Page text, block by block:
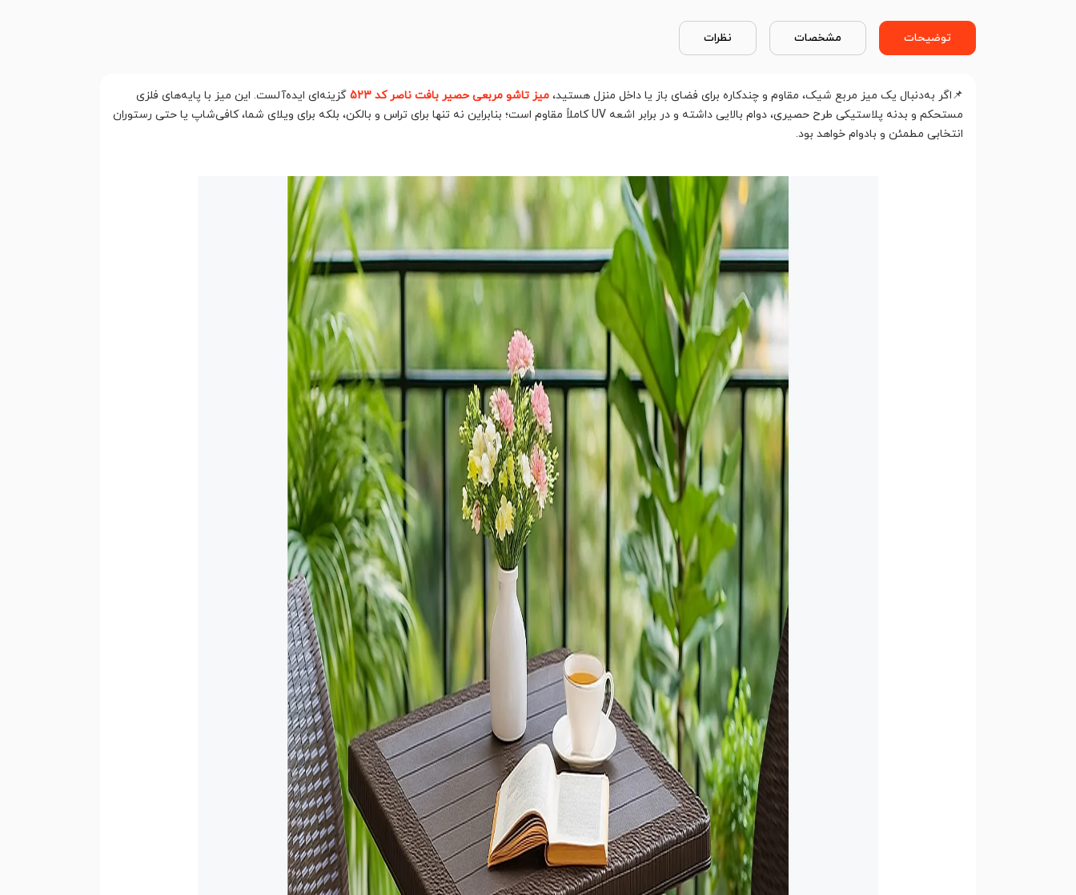
توضیحات مشخصات نظرات
📌اگر به‌دنبال یک میز مربع شیک، مقاوم و چندکاره برای فضای باز یا داخل منزل هستید، میز تاشو مربعی حصیر بافت ناصر کد 523
گزینه‌ای ایده‌آلست. این میز با پایه‌های فلزی
مستحکم و بدنه پلاستیکی طرح حصیری، دوام بالایی داشته و در برابر اشعه UV کاملاً مقاوم است؛ بنابراین نه تنها برای تراس و بالکن، بلکه برای ویلای شما، کافی‌شاپ یا حتی رستوران
انتخابی مطمئن و بادوام خواهد بود.